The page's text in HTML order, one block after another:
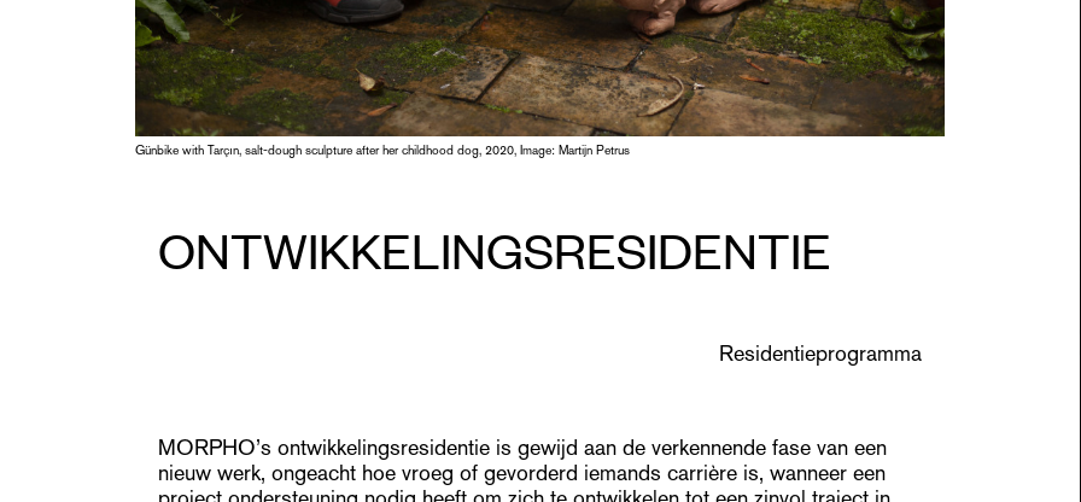
INFO
Günbike with Tarçın, salt-dough sculpture after her childhood dog, 2020, Image: Martijn Petrus
ONTWIKKELINGSRESIDENTIE
Residentieprogramma
MORPHO’s ontwikkelingsresidentie is gewijd aan de verkennende fase van een
nieuw werk, ongeacht hoe vroeg of gevorderd iemands carrière is, wanneer een